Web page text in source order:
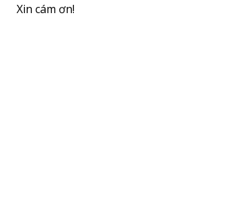
Xin cám ơn!